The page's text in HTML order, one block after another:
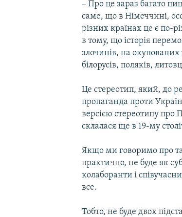
– Про це зараз багато
саме, що в Німеччині,
різних країнах це є по-
в тому, що історія
злочинів, на окупованих
білорусів, поляків,
Це стереотип, який, до
пропаганда проти
версією стереотипу про
склалася ще в 19-му
Якщо ми говоримо про
практично, не буде як
колаборанти і
все.
Тобто, не буде двох